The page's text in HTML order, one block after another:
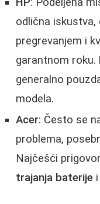
odlična iskustva,
pregrevanjem i
garantnom roku.
generalno
modela.
Acer: Često se
problema,
Najčešći
trajanja baterije